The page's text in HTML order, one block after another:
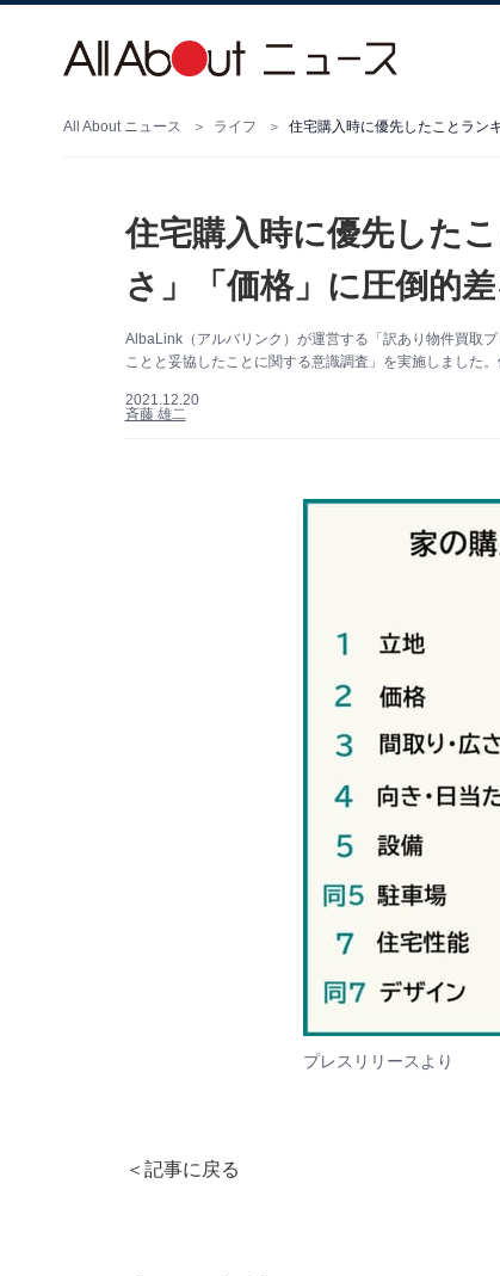
All About ニュース ライフ 住宅購入時に優先したことラン
住宅購入時に優先した
さ」「価格」に圧倒的
AlbaLink（アルバリンク）が運営する「訳あり物件買取
ことと妥協したことに関する意識調査」を実施しました
2021.12.20
斉藤 雄二
プレスリリースより
＜記事に戻る